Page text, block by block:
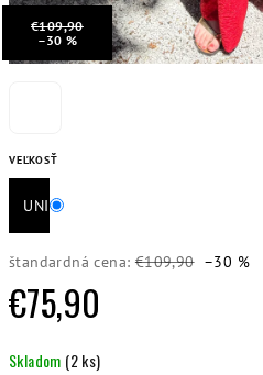
VEĽKOSŤ
UNI
štandardná cena: €109,90 –30 %
€75,90
cena:
Skladom (2 ks)
€109,90
–30 %